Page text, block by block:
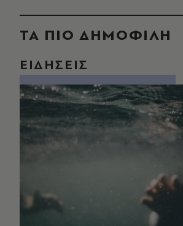
ΤΑ ΠΙΟ ΔΗΜΟΦΙΛΗ
ΕΙΔΗΣΕΙΣ